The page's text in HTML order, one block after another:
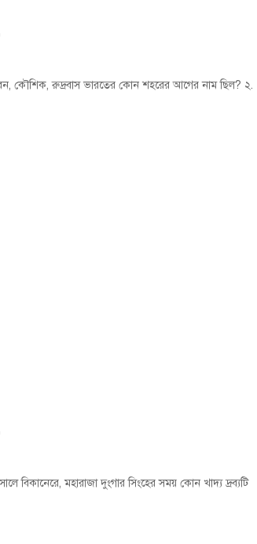
রুদ্রবাস ভারতের কোন শহরের আগের নাম ছিল? ২.
মহারাজা দুংগার সিংহের সময় কোন খাদ্য দ্রব্যটি